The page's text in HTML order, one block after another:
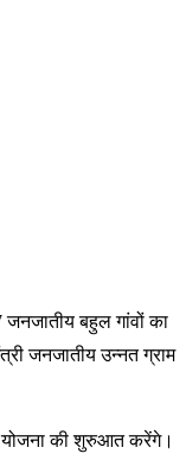
बहुल गांवों का
जनजातीय उन्नत ग्राम
योजना की शुरुआत करेंगे।